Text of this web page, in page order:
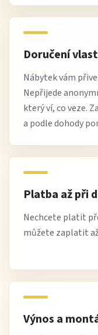
Doručení
Nábytek vám
Nepřijede
který ví, co veze.
a podle dohody
Platba až při
Nechcete platit
můžete zaplatit
Výnos a